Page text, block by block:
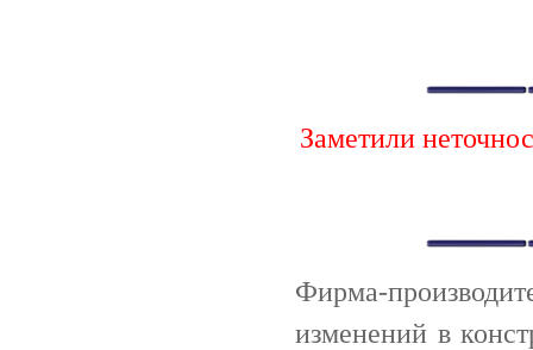
Заметили
Фирма-
изменений в